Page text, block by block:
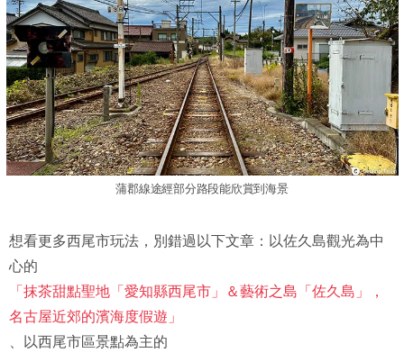
蒲郡線途經部分路段能欣賞到海景
想看更多西尾市玩法，別錯過以下文章：以佐久島觀光為中
心的
「抹茶甜點聖地「愛知縣西尾市」＆藝術之島「佐久島」，
名古屋近郊的濱海度假遊」
、以西尾市區景點為主的